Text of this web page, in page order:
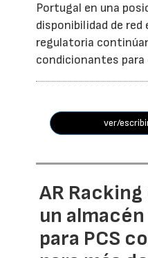
Portugal en una
disponibilidad de
regulatoria
condicionantes para
ver/
AR
un
para PCS